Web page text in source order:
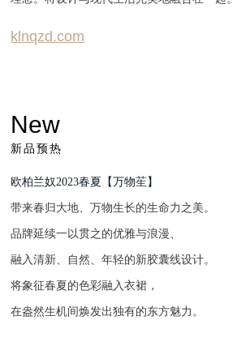
klnqzd.com
New
新品预热
欧柏兰奴2023春夏【万物苼】
带来春归大地、万物生长的生命力之美。
品牌延续一以贯之的优雅与浪漫、
融入清新、自然、年轻的新胶囊线设计。
将象征春夏的色彩融入衣裙，
在盎然生机间焕发出独有的东方魅力。